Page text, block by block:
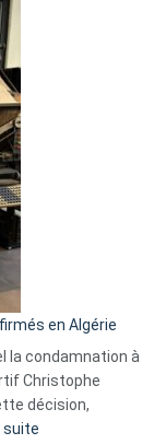
en Algérie
la condamnation à
Christophe
décision,
suite